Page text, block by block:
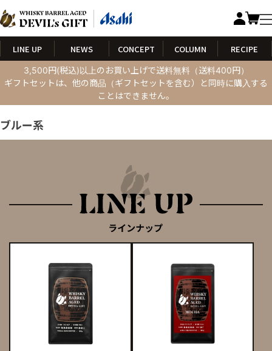
LINE UP NEWS CONCEPT COLUMN RECIPE
3,500円(税込)以上のお買い上げで送料無料（送料400円）
ギフトセットは、他の商品（ギフトセットを含む）と同時に購入する
ことはできません。
ブルー系